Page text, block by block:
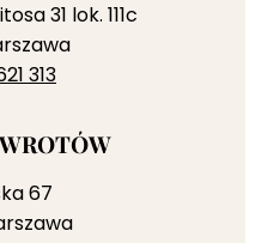
31 lok. 111c
313
67